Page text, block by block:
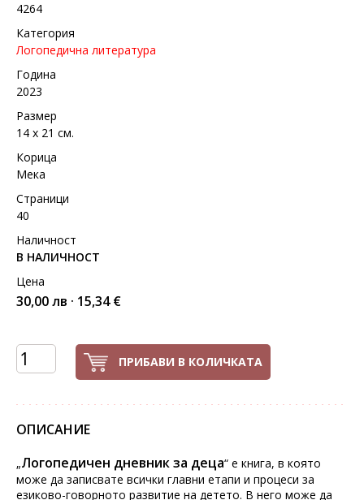
4264
Категория
Логопедична литература
Година
2023
Размер
14 х 21 см.
Корица
Мека
Страници
40
Наличност
В НАЛИЧНОСТ
Цена
30,00 лв · 15,34 €
ПРИБАВИ В КОЛИЧКАТА
ОПИСАНИЕ
„Логопедичен дневник за деца“ е книга, в която
може да записвате всички главни етапи и процеси за
езиково-говорното развитие на детето. В него може да